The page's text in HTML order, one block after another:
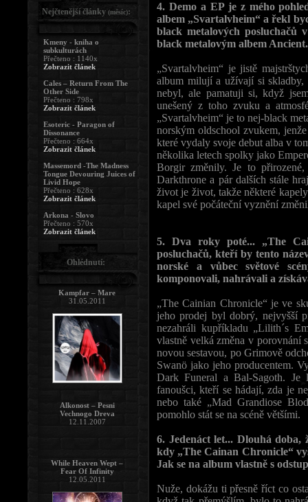
4. Demo a EP je z mého
albem „Svartalvheim“ a řekl
black metalových posluchačů
black metalovým albem
„Svartalvheim“ je jistě
album milují a užívají si skladby,
nebyl, ale pamatuji si, když
unešený z toho zvuku a
„Svartalvheim“ je to nej-black
norským oldschool zvukem,
které vydaly svoje debut alba v
několika letech spolky jako
Borgir změnily. Je to
Darkthrone a pár dalších stále
život je život, takže některé
kapel své počáteční vyznění
5. Dva roky poté... „The
posluchačů, kteří by tento
norské a vůbec světové
komponovali, nahrávali a
„The Cainian Chronicle“ je ve
jeho prodej byl dobrý, nejvyšší
nezahráli kupříkladu „Lilith´s
vlastně velká změna v porovnání
novou sestavou, po Grimově
Swanö jako jeho producentem.
Dark Funeral a Bal-Sagoth. Je
fanoušci, kteří se hádají, zda je
nebo také „Mad Grandiose
pomohlo stát se na scéně většími.
6. Jedenáct let... Dlouhá
kdy „The Cainan Chronicle“
Jak se na album vlastně s
Nuže, dokážu ti přesně říct co
Nejčtenější články (měsíc):
Kmeny - kniha o
subkulturách
Přečteno : 1140x
Zobrazit článek
Cales – Return From The
Other Side
Přečteno : 798x
Zobrazit článek
Esoteric - Paragon of
Dissonance
Přečteno : 664x
Zobrazit článek
Massemord -The Madness
Tongue Devouring Juices of
Livid Hope
Přečteno : 628x
Zobrazit článek
Arkona - Slovo
Přečteno : 570x
Zobrazit článek
Ohlédnutí:
Kampfar – Mare
31.05.2011
Alkonost – Pesni
Vechnogo Dreva
12.11.2007
While Heaven Wept –
Fear Of Infinity
12.05.2011